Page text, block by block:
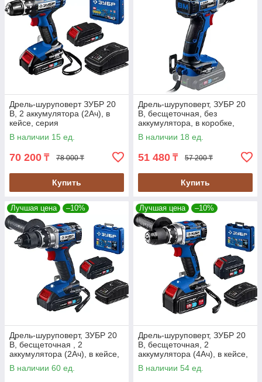
Дрель-шуруповерт ЗУБР 20
В, 2 аккумулятора (2Ач), в
кейсе, серия
"Профессионал" (DL-201-22)
В наличии 15 ед.
70 200 ₸ 78 000 ₸
Купить
Дрель-шуруповерт, ЗУБР 20
В, бесщеточная, без
аккумулятора, в коробке,
серия "Профессионал" (DB-
201)
В наличии 18 ед.
51 480 ₸ 57 200 ₸
Купить
Лучшая цена –10%
Дрель-шуруповерт, ЗУБР 20
В, бесщеточная , 2
аккумулятора (2Ач), в кейсе,
серия "Профессионал" (DB-
201-22)
В наличии 60 ед.
Лучшая цена –10%
Дрель-шуруповерт, ЗУБР 20
В, бесщеточная, 2
аккумулятора (4Ач), в кейсе,
серия "Профессионал" (DB-
201-42)
В наличии 54 ед.